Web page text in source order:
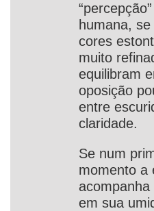
humana,
cores
muito
equilibram
oposição
entre
claridade.
Se num
momento a
acompanha
em sua